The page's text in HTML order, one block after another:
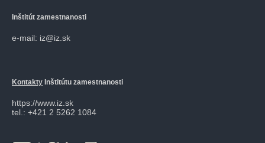
Inštitút zamestnanosti
e-mail: iz@iz.sk
Kontakty Inštitútu zamestnanosti
https://www.iz.sk
tel.: +421 2 5262 1084